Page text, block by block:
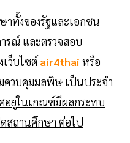
ทั้งของรัฐและเอกชน
รณ์ และตรวจสอบ
ว็บไซต์ air4thai หรือ
ควบคุมมลพิษ เป็นประจำ
ยู่ในเกณฑ์มีผลกระทบ
สถานศึกษา ต่อไป